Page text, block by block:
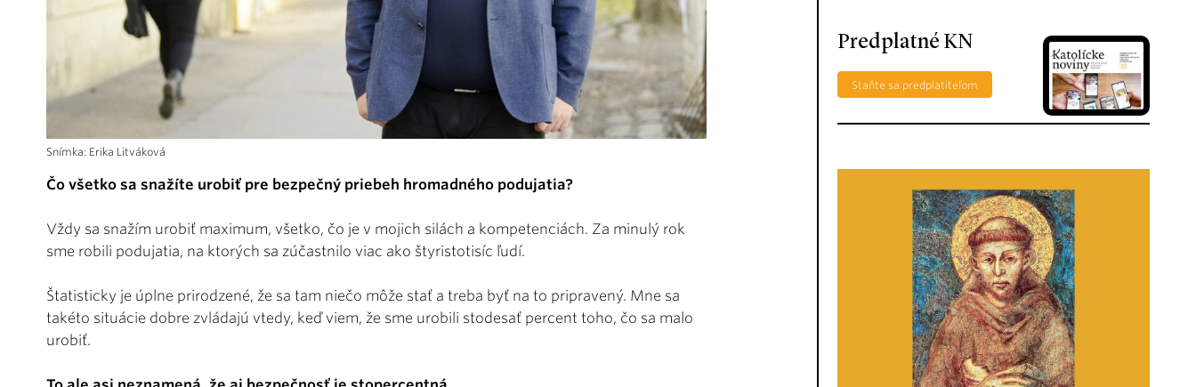
Snímka: Erika Litváková
Čo všetko sa snažíte urobiť pre bezpečný priebeh hromadného podujatia?
Vždy sa snažím urobiť maximum, všetko, čo je v mojich silách a kompetenciách. Za minulý rok
sme robili podujatia, na ktorých sa zúčastnilo viac ako štyristotisíc ľudí.
Štatisticky je úplne prirodzené, že sa tam niečo môže stať a treba byť na to pripravený. Mne sa
takéto situácie dobre zvládajú vtedy, keď viem, že sme urobili stodesať percent toho, čo sa malo
urobiť.
Predplatné KN
Staňte sa predplatiteľom